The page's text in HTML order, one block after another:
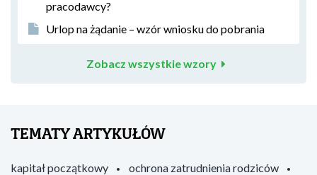
pracodawcy?
Urlop na żądanie – wzór wniosku do pobrania
Zobacz wszystkie wzory
TEMATY ARTYKUŁÓW
kapitał początkowy
ochrona zatrudnienia rodziców